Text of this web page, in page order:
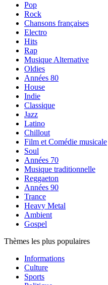
Pop
Rock
Chansons françaises
Electro
Hits
Rap
Musique Alternative
Oldies
Années 80
House
Indie
Classique
Jazz
Latino
Chillout
Film et Comédie musicale
Soul
Années 70
Musique traditionnelle
Reggaeton
Années 90
Trance
Heavy Metal
Ambient
Gospel
Thèmes les plus populaires
Informations
Culture
Sports